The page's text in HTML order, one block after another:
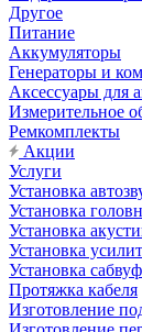
Другое
Питание
Аккумуляторы
Генераторы и
Аксессуары для
Измерительное
Ремкомплекты
Акции
Услуги
Установка
Установка
Установка
Установка
Установка
Протяжка кабеля
Изготовление